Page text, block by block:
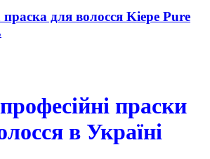
для волосся Kiepe Pure
праски
в Україні